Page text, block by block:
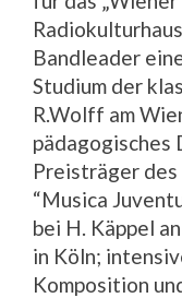
Bandleader
Studium der
R.Wolff am
pädagogisches
Preisträger
“Musica
bei H. Käppel
in Köln;
Komposition